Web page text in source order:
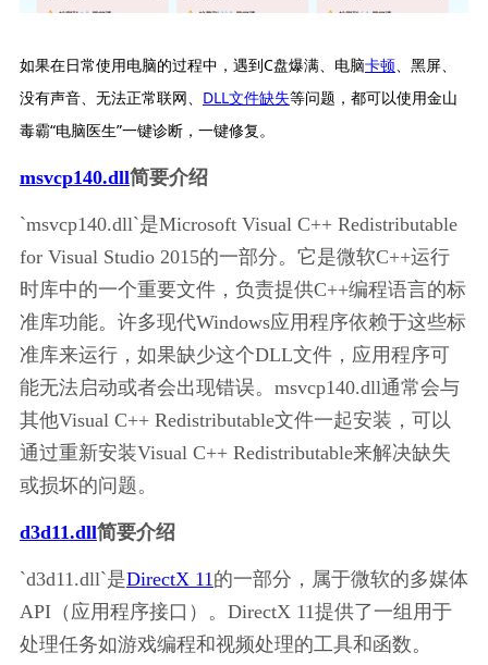
如果在日常使用电脑的过程中，遇到C盘爆满、电脑卡顿、黑屏、
没有声音、无法正常联网、 DLL文件缺失等问题，都可以使用金山
毒霸“电脑医生”一键诊断，一键修复。
msvcp140.dll简要介绍
`msvcp140.dll`是Microsoft Visual C++ Redistributable
for Visual Studio 2015的一部分。它是微软C++运行
时库中的一个重要文件，负责提供C++编程语言的标
准库功能。许多现代Windows应用程序依赖于这些标
准库来运行，如果缺少这个DLL文件，应用程序可
能无法启动或者会出现错误。msvcp140.dll通常会与
其他Visual C++ Redistributable文件一起安装，可以
通过重新安装Visual C++ Redistributable来解决缺失
或损坏的问题。
d3d11.dll简要介绍
`d3d11.dll`是DirectX 11的一部分，属于微软的多媒体
API（应用程序接口）。DirectX 11提供了一组用于
处理任务如游戏编程和视频处理的工具和函数。